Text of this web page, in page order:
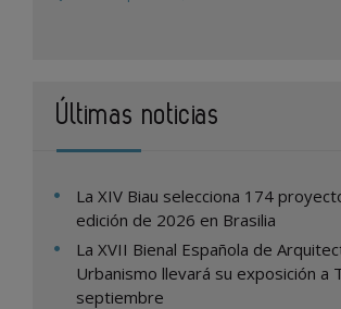
Últimas noticias
La XIV Biau selecciona 174
edición de 2026 en Brasilia
La XVII Bienal Española de
Urbanismo llevará su exposición a
septiembre